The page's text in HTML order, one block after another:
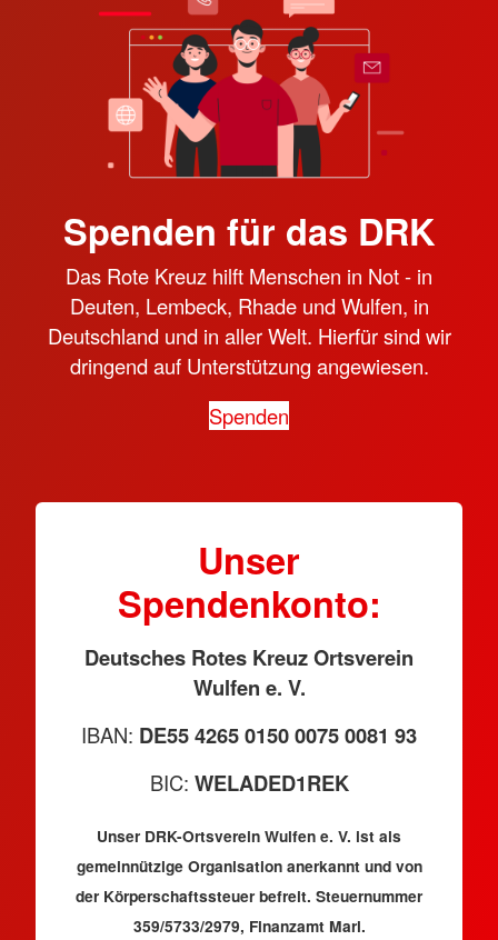
Spenden für das DRK
Das Rote Kreuz hilft Menschen in Not - in
Deuten, Lembeck, Rhade und Wulfen, in
Deutschland und in aller Welt. Hierfür sind wir
dringend auf Unterstützung angewiesen.
Spenden
Unser
Spendenkonto:
Deutsches Rotes Kreuz Ortsverein
Wulfen e. V.
IBAN: DE55 4265 0150 0075 0081 93
BIC: WELADED1REK
Unser DRK-Ortsverein Wulfen e. V. ist als
gemeinnützige Organisation anerkannt und von
der Körperschaftssteuer befreit. Steuernummer
359/5733/2979, Finanzamt Marl.